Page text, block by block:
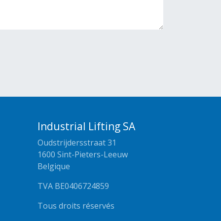
Industrial Lifting SA
Oudstrijdersstraat 31
1600 Sint-Pieters-Leeuw
Belgique
TVA BE0406724859
Tous droits réservés